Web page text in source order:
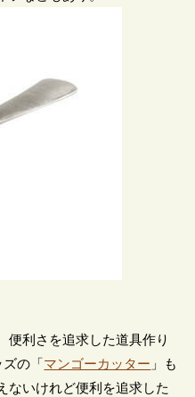
便利さを追求した道具作り
ズの「マンゴーカッター 」も
ないけれど便利を追求した